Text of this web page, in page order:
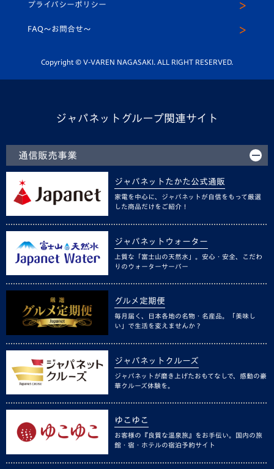
平和祈念活動
ホームタウン活動
スクール
公式LINE＠
プライバシーポリシー
FAQ〜お問合せ〜
Copyright © V-VAREN NAGASAKI. ALL RIGHT RESERVED.
ジャパネットグループ関連サイト
通信販売事業
ジャパネットたかた公式通販
家電を中心に、ジャパネットが自信をもって厳選
した商品だけをご紹介！
ジャパネットウォーター
上質な「富士山の天然水」。安心・安全、こだわ
りのウォーターサーバー
グルメ定期便
毎月届く、日本各地の名物・名産品。「美味し
い」で生活を変えませんか？
ジャパネットクルーズ
ジャパネットが磨き上げたおもてなしで、感動の豪
華クルーズ体験を。
ゆこゆこ
お客様の『良質な温泉旅』をお手伝い。国内の旅
館・宿・ホテルの宿泊予約サイト